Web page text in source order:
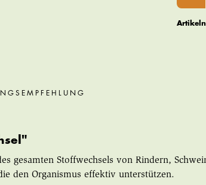
gesamten Stoffwechsels von Rindern,
den Organismus effektiv unterstützen.